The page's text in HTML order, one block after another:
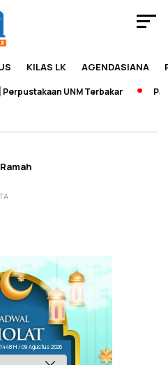
KILAS LK AGENDASIANA
UNM Terbakar
H / 09 Agustus 2026